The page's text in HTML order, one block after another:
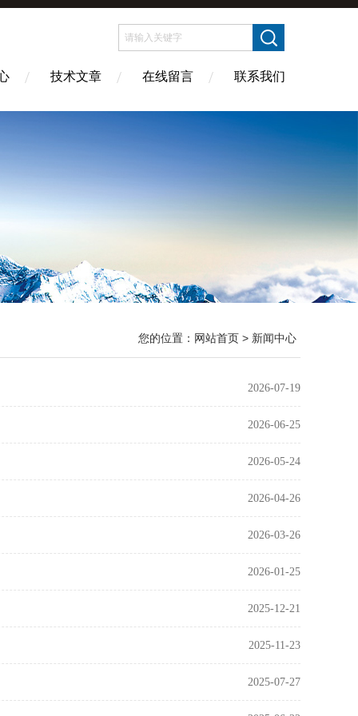
技术文章 在线留言 联系我们
您的位置： 网站首页 > 新闻中心
2026-07-19
2026-06-25
2026-05-24
2026-04-26
2026-03-26
2026-01-25
2025-12-21
2025-11-23
2025-07-27